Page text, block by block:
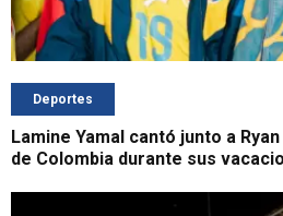
Deportes
Lamine Yamal cantó junto a
de Colombia durante sus